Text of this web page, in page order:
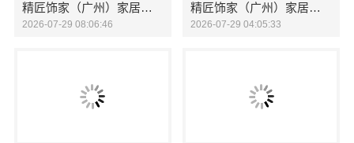
精匠饰家（广州）家居建材有限公司: 广州市区新房家装装修费用详解
2026-07-29 08:06:46
精匠饰家（广州）家居建材有限公司：广州天河家装服务团队精装房改造专家
2026-07-29 04:05:33